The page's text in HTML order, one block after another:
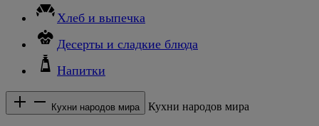
Хлеб и выпечка
Десерты и сладкие блюда
Напитки
Кухни народов мира Кухни народов мира